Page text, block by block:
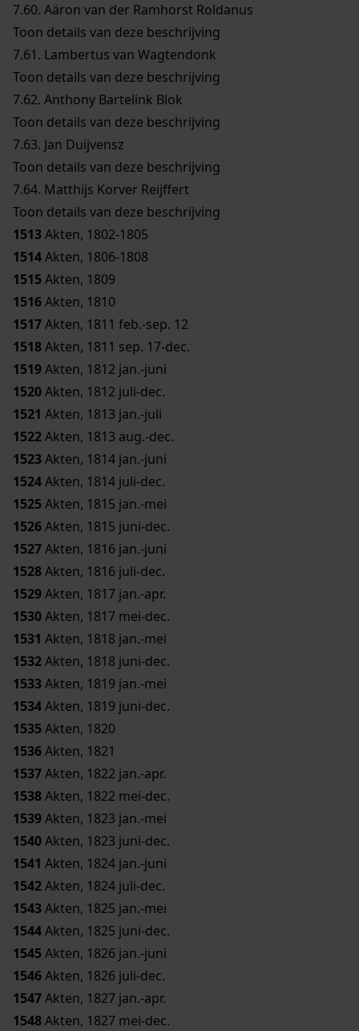
7.60. Aäron van der Ramhorst Roldanus
Toon details van deze beschrijving
7.61. Lambertus van Wagtendonk
Toon details van deze beschrijving
7.62. Anthony Bartelink Blok
Toon details van deze beschrijving
7.63. Jan Duijvensz
Toon details van deze beschrijving
7.64. Matthijs Korver Reijffert
Toon details van deze beschrijving
1513Akten, 1802-1805
1514Akten, 1806-1808
1515Akten, 1809
1516Akten, 1810
1517Akten, 1811 feb.-sep. 12
1518Akten, 1811 sep. 17-dec.
1519Akten, 1812 jan.-juni
1520Akten, 1812 juli-dec.
1521 Akten, 1813 jan.-juli
1522Akten, 1813 aug.-dec.
1523Akten, 1814 jan.-juni
1524Akten, 1814 juli-dec.
1525Akten, 1815 jan.-mei
1526Akten, 1815 juni-dec.
1527Akten, 1816 jan.-juni
1528Akten, 1816 juli-dec.
1529Akten, 1817 jan.-apr.
1530Akten, 1817 mei-dec.
1531 Akten, 1818 jan.-mei
1532Akten, 1818 juni-dec.
1533Akten, 1819 jan.-mei
1534Akten, 1819 juni-dec.
1535Akten, 1820
1536Akten, 1821
1537Akten, 1822 jan.-apr.
1538Akten, 1822 mei-dec.
1539Akten, 1823 jan.-mei
1540Akten, 1823 juni-dec.
1541 Akten, 1824 jan.-juni
1542Akten, 1824 juli-dec.
1543Akten, 1825 jan.-mei
1544Akten, 1825 juni-dec.
1545Akten, 1826 jan.-juni
1546Akten, 1826 juli-dec.
1547Akten, 1827 jan.-apr.
1548Akten, 1827 mei-dec.